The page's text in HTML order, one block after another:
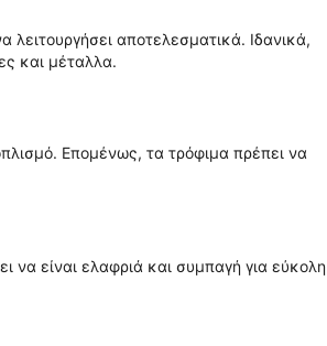
αποτελεσματικά. Ιδανικά,
και μέταλλα.
Επομένως, τα τρόφιμα πρέπει να
να είναι ελαφριά και συμπαγή για εύκολη